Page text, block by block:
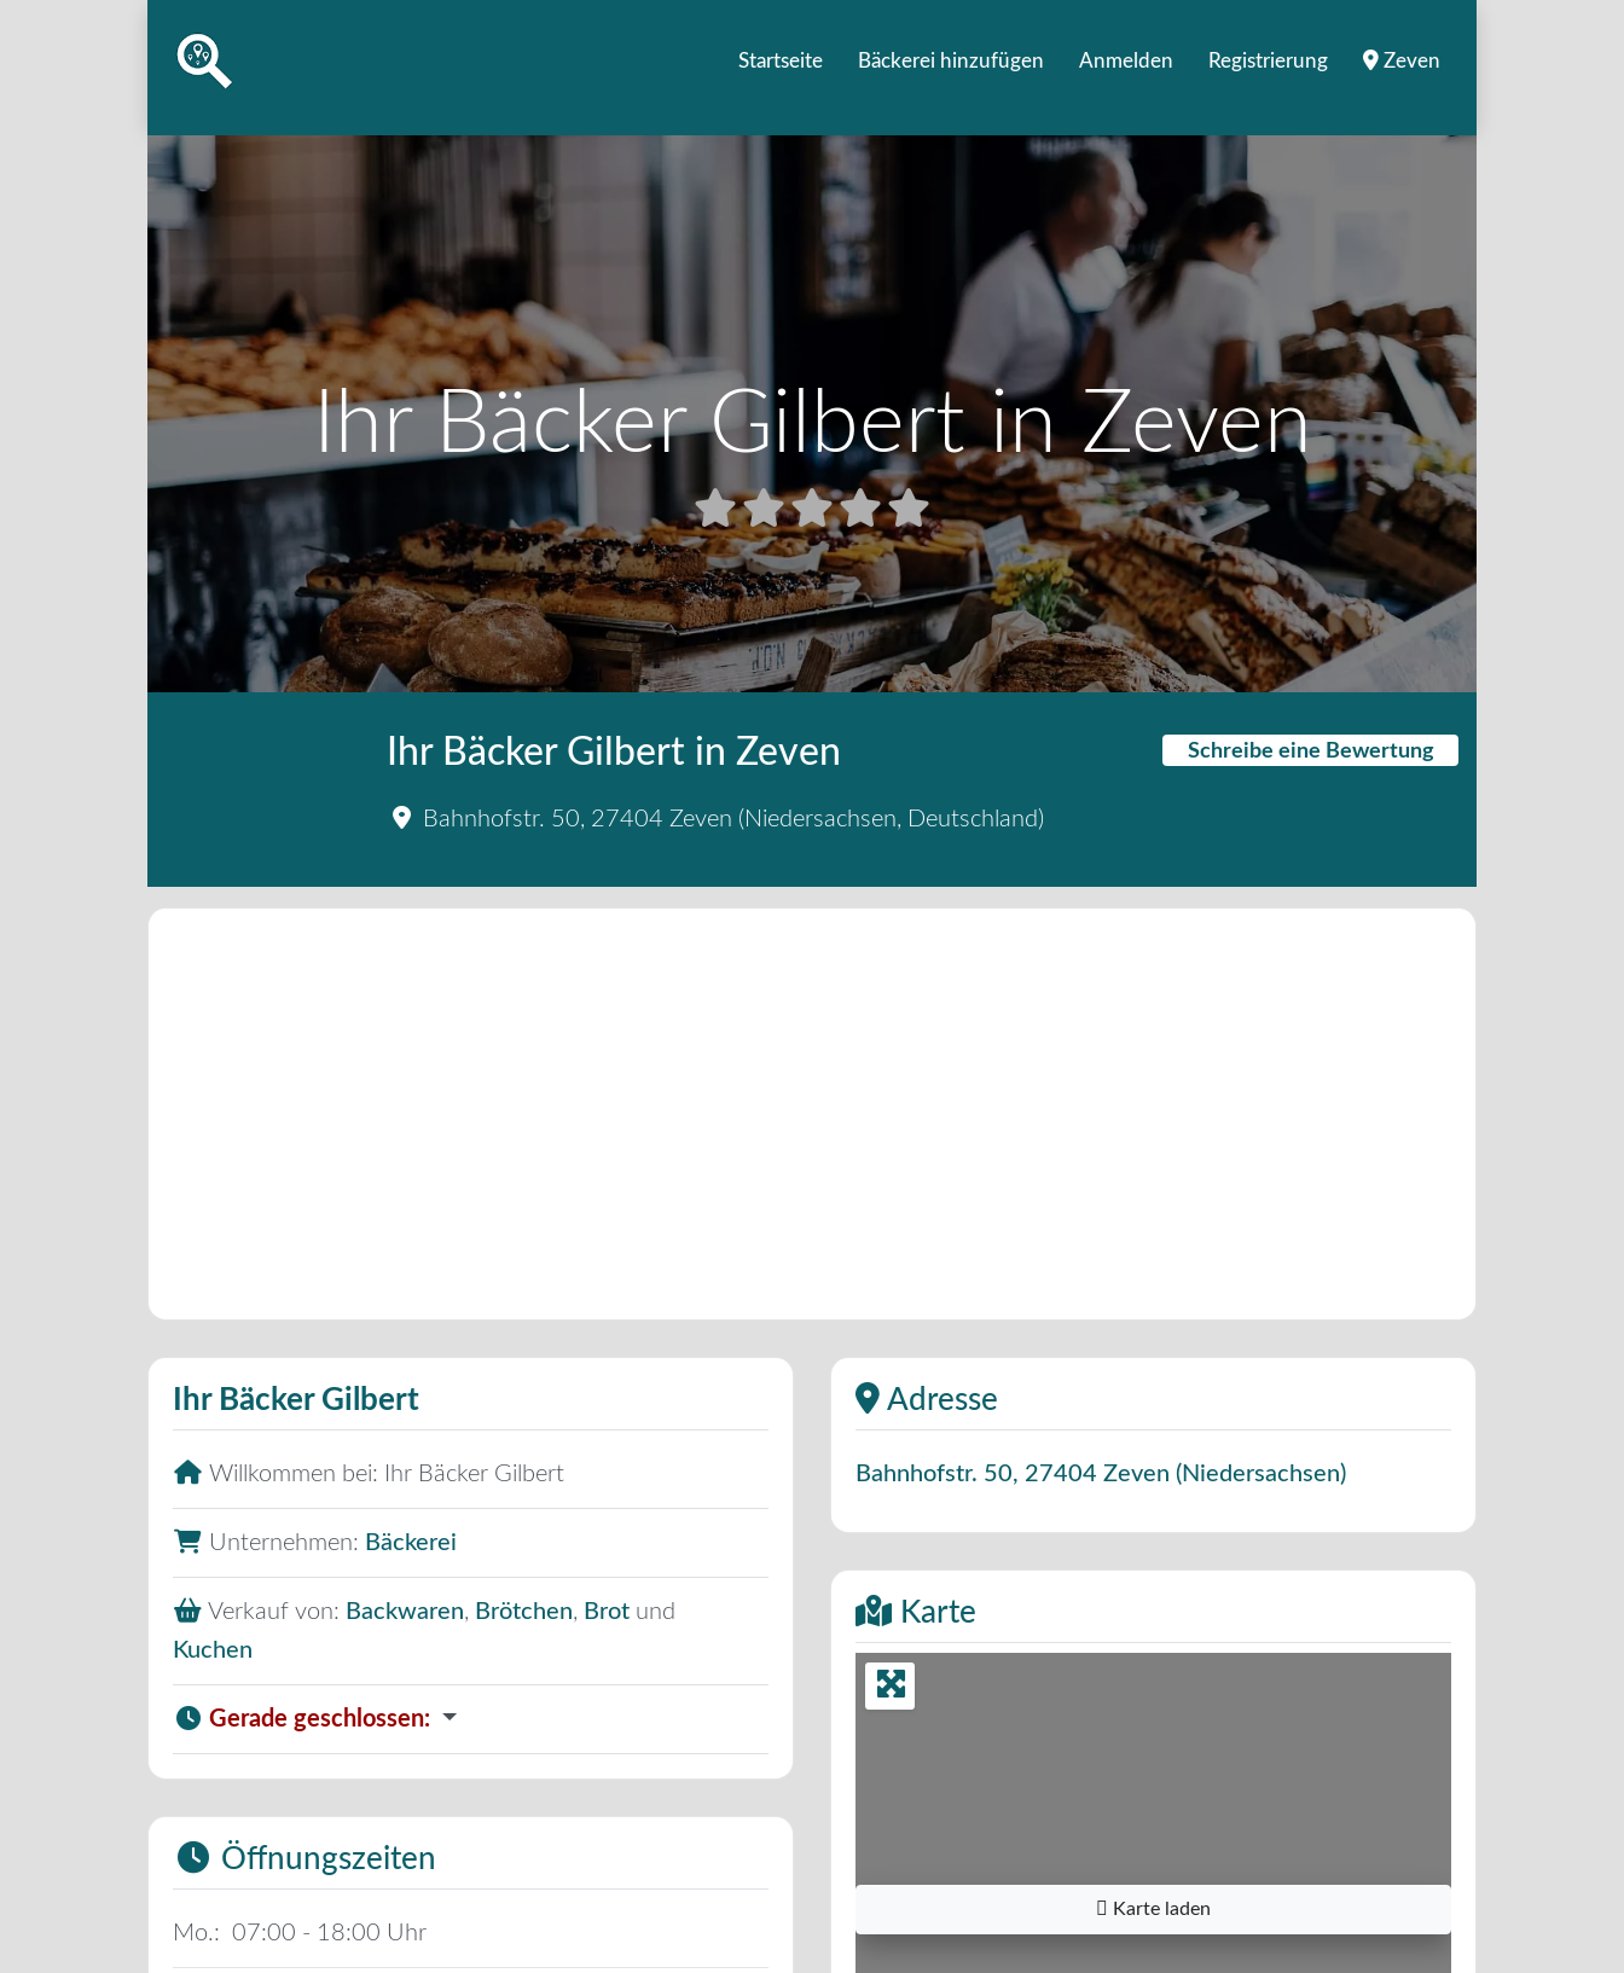
Startseite Bäckerei hinzufügen Anmelden Registrierung Zeven
Ihr Bäcker Gilbert in Zeven
Ihr Bäcker Gilbert in Zeven
Bahnhofstr. 50, 27404 Zeven ( Niedersachsen, Deutschland)
Schreibe eine Bewertung
Ihr Bäcker Gilbert
Willkommen bei: Ihr Bäcker Gilbert
Unternehmen: Bäckerei
Verkauf von: Backwaren, Brötchen, Brot und
Kuchen
Gerade geschlossen:
Öffnungszeiten
Mo.: 07:00 - 18:00
Adresse
Bahnhofstr. 50, 27404 Zeven ( Niedersachsen)
Karte
Karte laden